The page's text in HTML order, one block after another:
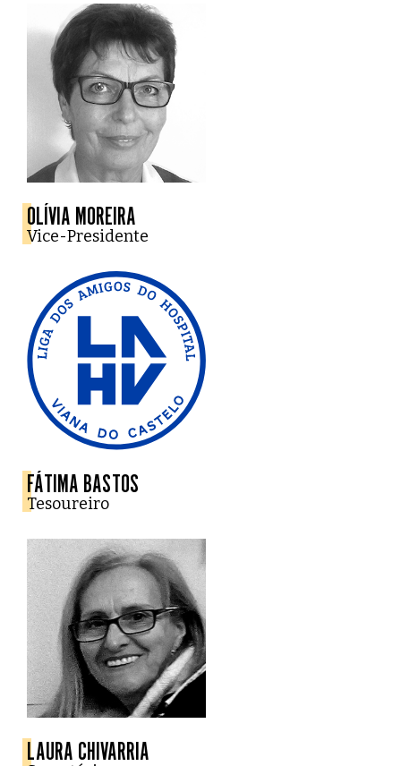
OLÍVIA MOREIRA
Vice-Presidente
FÁTIMA BASTOS
Tesoureiro
LAURA CHIVARRIA